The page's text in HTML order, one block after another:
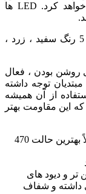
خواهد داد. اما آن را در جهت معکوس سد خواهد کرد. LED ها
دیود های شفاف با مقطع دایروی معمولا ً در 5 رنگ سفید ، زرد ،
روشن بودن ، فعال
توجه داشته
از آن همیشه
این مقاومت بهتر
برای 5 ولت بین 330 تا 10K باشد ( معمولاً بهترین حالت 470
تر و دیود های
داشته و شفاف